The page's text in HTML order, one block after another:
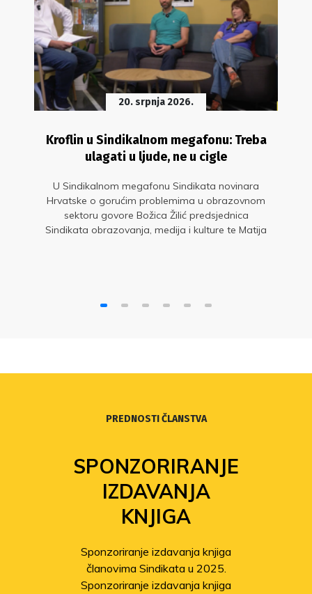
20. srpnja 2026.
Kroflin u Sindikalnom megafonu: Treba
ulagati u ljude, ne u cigle
U Sindikalnom megafonu Sindikata novinara
Hrvatske o gorućim problemima u obrazovnom
sektoru govore Božica Žilić predsjednica
Sindikata obrazovanja, medija i kulture te Matija
PREDNOSTI ČLANSTVA
SPONZORIRANJE
IZDAVANJA
KNJIGA
Sponzoriranje izdavanja knjiga
članovima Sindikata u 2025.
Sponzoriranje izdavanja knjiga